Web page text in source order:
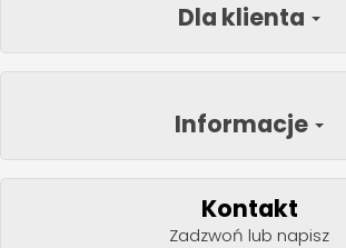
Dla klienta
Informacje
Kontakt
Zadzwoń lub napisz